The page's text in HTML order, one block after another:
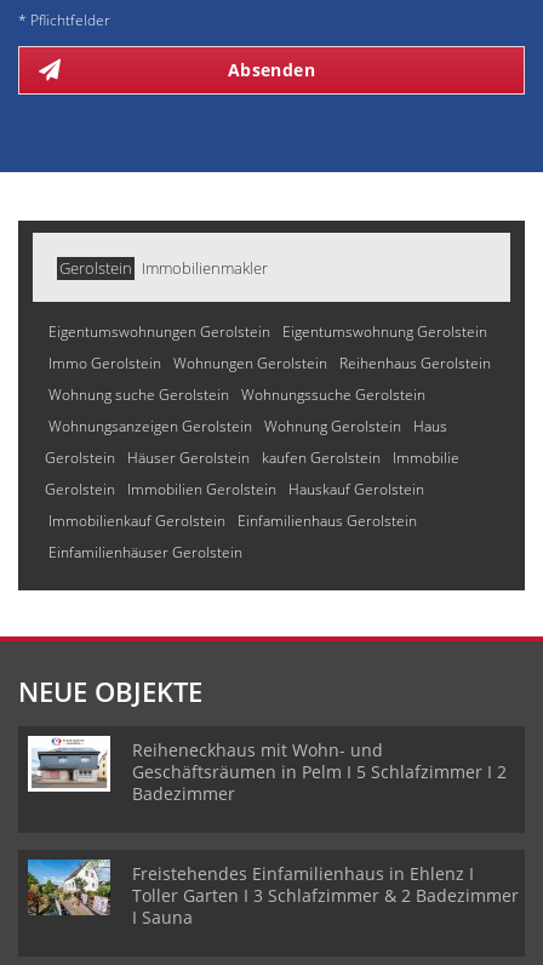
* Pflichtfelder
Absenden
Gerolstein Immobilienmakler
Eigentumswohnungen Gerolstein
Eigentumswohnung Gerolstein
Immo Gerolstein
Wohnungen Gerolstein
Reihenhaus Gerolstein
Wohnung suche Gerolstein
Wohnungssuche Gerolstein
Wohnungsanzeigen Gerolstein
Wohnung Gerolstein
Haus
Gerolstein
Häuser Gerolstein kaufen Gerolstein
Immobilie
Gerolstein
Immobilien Gerolstein
Hauskauf Gerolstein
Immobilienkauf Gerolstein
Einfamilienhaus Gerolstein
Einfamilienhäuser Gerolstein
NEUE OBJEKTE
Reiheneckhaus mit Wohn- und
Geschäftsräumen in Pelm I 5 Schlafzimmer I 2
Badezimmer
Freistehendes Einfamilienhaus in Ehlenz I
Toller Garten I 3 Schlafzimmer & 2 Badezimmer
I Sauna